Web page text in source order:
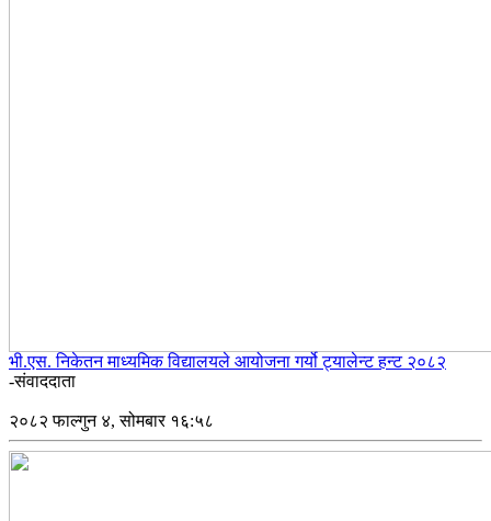
भी.एस. निकेतन माध्यमिक विद्यालयले आयोजना गर्यो ट्यालेन्ट हन्ट २०८२
-संवाददाता
२०८२ फाल्गुन ४, सोमबार १६:५८